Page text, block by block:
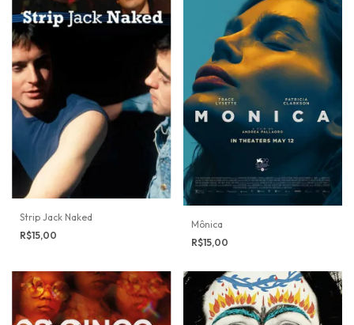
Strip Jack Naked
R$15,00
Mônica
R$15,00